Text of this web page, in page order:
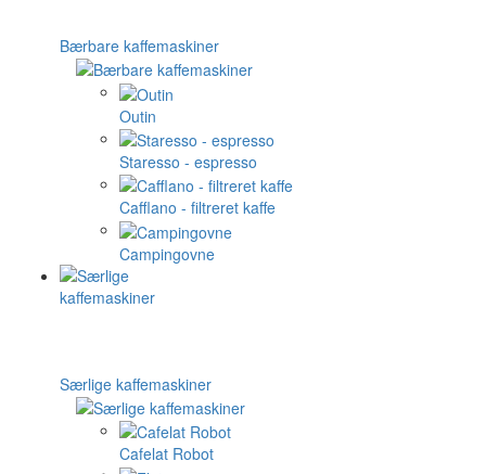
Bærbare kaffemaskiner
Outin
Staresso - espresso
Cafflano - filtreret kaffe
Campingovne
Særlige kaffemaskiner
Cafelat Robot